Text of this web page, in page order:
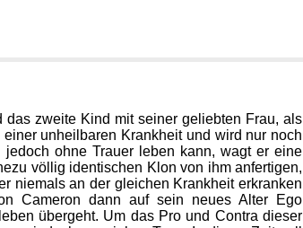
das zweite Kind mit seiner geliebten Frau, als
unheilbaren Krankheit und wird nur noch
ohne Trauer leben kann, wagt er eine
völlig identischen Klon von ihm anfertigen,
niemals an der gleichen Krankheit erkranken
Cameron dann auf sein neues Alter Ego
übergeht. Um das Pro und Contra dieser